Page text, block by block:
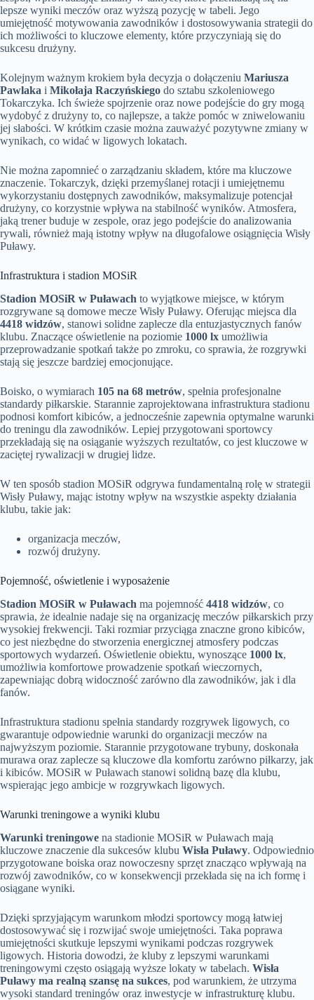
lepsze wyniki meczów oraz wyższą pozycję w tabeli. Jego
umiejętność motywowania zawodników i dostosowywania strategii do
ich możliwości to kluczowe elementy, które przyczyniają się do
sukcesu drużyny.
Kolejnym ważnym krokiem była decyzja o dołączeniu Mariusza
Pawlaka i Mikołaja Raczyńskiego do sztabu szkoleniowego
Tokarczyka. Ich świeże spojrzenie oraz nowe podejście do gry mogą
wydobyć z drużyny to, co najlepsze, a także pomóc w zniwelowaniu
jej słabości. W krótkim czasie można zauważyć pozytywne zmiany w
wynikach, co widać w ligowych lokatach.
Nie można zapomnieć o zarządzaniu składem, które ma kluczowe
znaczenie. Tokarczyk, dzięki przemyślanej rotacji i umiejętnemu
wykorzystaniu dostępnych zawodników, maksymalizuje potencjał
drużyny, co korzystnie wpływa na stabilność wyników. Atmosfera,
jaką trener buduje w zespole, oraz jego podejście do analizowania
rywali, również mają istotny wpływ na długofalowe osiągnięcia Wisły
Puławy.
Infrastruktura i stadion MOSiR
Stadion MOSiR w Puławach to wyjątkowe miejsce, w którym
rozgrywane są domowe mecze Wisły Puławy. Oferując miejsca dla
4418 widzów, stanowi solidne zaplecze dla entuzjastycznych fanów
klubu. Znaczące oświetlenie na poziomie 1000 lx umożliwia
przeprowadzanie spotkań także po zmroku, co sprawia, że rozgrywki
stają się jeszcze bardziej emocjonujące.
Boisko, o wymiarach 105 na 68 metrów, spełnia profesjonalne
standardy piłkarskie. Starannie zaprojektowana infrastruktura stadionu
podnosi komfort kibiców, a jednocześnie zapewnia optymalne warunki
do treningu dla zawodników. Lepiej przygotowani sportowcy
przekładają się na osiąganie wyższych rezultatów, co jest kluczowe w
zaciętej rywalizacji w drugiej lidze.
W ten sposób stadion MOSiR odgrywa fundamentalną rolę w strategii
Wisły Puławy, mając istotny wpływ na wszystkie aspekty działania
klubu, takie jak:
organizacja meczów,
rozwój drużyny.
Pojemność, oświetlenie i wyposażenie
Stadion MOSiR w Puławach ma pojemność 4418 widzów, co
sprawia, że idealnie nadaje się na organizację meczów piłkarskich przy
wysokiej frekwencji. Taki rozmiar przyciąga znaczne grono kibiców,
co jest niezbędne do stworzenia energicznej atmosfery podczas
sportowych wydarzeń. Oświetlenie obiektu, wynoszące 1000 lx,
umożliwia komfortowe prowadzenie spotkań wieczornych,
zapewniając dobrą widoczność zarówno dla zawodników, jak i dla
fanów.
Infrastruktura stadionu spełnia standardy rozgrywek ligowych, co
gwarantuje odpowiednie warunki do organizacji meczów na
najwyższym poziomie. Starannie przygotowane trybuny, doskonała
murawa oraz zaplecze są kluczowe dla komfortu zarówno piłkarzy, jak
i kibiców. MOSiR w Puławach stanowi solidną bazę dla klubu,
wspierając jego ambicje w rozgrywkach ligowych.
Warunki treningowe a wyniki klubu
Warunki treningowe na stadionie MOSiR w Puławach mają
kluczowe znaczenie dla sukcesów klubu Wisła Puławy. Odpowiednio
przygotowane boiska oraz nowoczesny sprzęt znacząco wpływają na
rozwój zawodników, co w konsekwencji przekłada się na ich formę i
osiągane wyniki.
Dzięki sprzyjającym warunkom młodzi sportowcy mogą łatwiej
dostosowywać się i rozwijać swoje umiejętności. Taka poprawa
umiejętności skutkuje lepszymi wynikami podczas rozgrywek
ligowych. Historia dowodzi, że kluby z lepszymi warunkami
treningowymi często osiągają wyższe lokaty w tabelach. Wisła
Puławy ma realną szansę na sukces, pod warunkiem, że utrzyma
wysoki standard treningów oraz inwestycje w infrastrukturę klubu.